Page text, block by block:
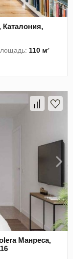
Каталония,
110 м²
Манреса,